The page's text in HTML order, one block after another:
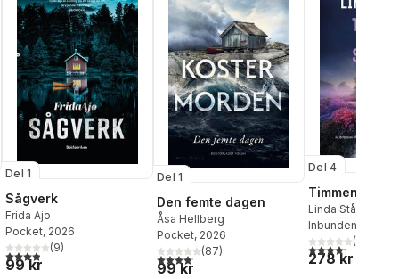
Del 1
Sågverk
Frida Ajo
Pocket, 2026
3,9utav 5 stjärnor. Totalt antal röster:
(9)
99 kr
Del 1
Den femte dagen
Åsa Hellberg
Pocket, 2026
4,1utav 5 stjärnor. Totalt antal röster:
(87)
99 kr
Del 4
Timmen är
Linda Ståhl
Inbunden
4,3utav 5(
278 kr